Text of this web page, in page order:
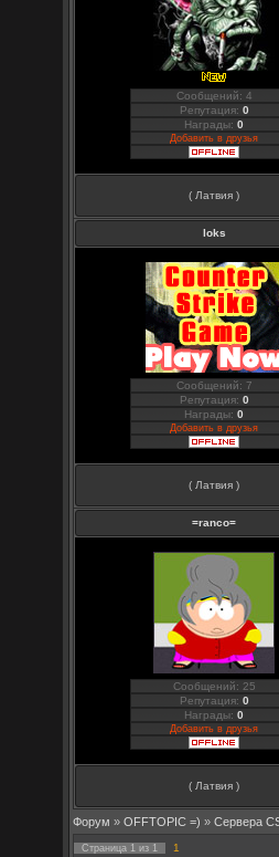
Сообщений: 4
Репутация: 0
Награды:0
Добавить в друзья
( Латвия )
loks
Сообщений: 7
Репутация: 0
Награды:0
Добавить в друзья
( Латвия )
=ranco=
Сообщений: 25
Репутация: 0
Награды:0
Добавить в друзья
( Латвия )
Форум » OFFTOPIC =) » Сервера
Страница 1 из 1 1